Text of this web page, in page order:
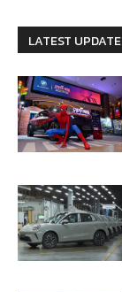
LATEST UPDATE